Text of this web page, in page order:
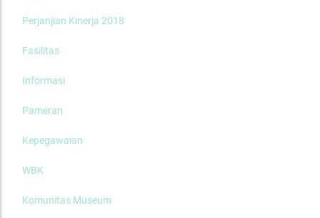
Perjanjian Kinerja 2018
Fasilitas
Informasi
Pameran
Kepegawaian
WBK
Komunitas Museum